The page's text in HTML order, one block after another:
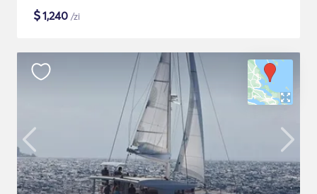
$1,240 /zi